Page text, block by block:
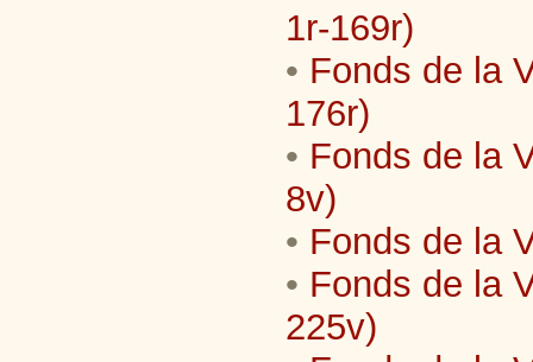
1r-169r)
• Fonds de la
176r)
• Fonds de la
8v)
• Fonds de la
• Fonds de la
225v)